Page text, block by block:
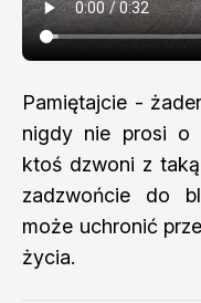
Pamiętajcie -
nigdy nie prosi o
ktoś dzwoni z
zadzwońcie do
może uchronić
życia.